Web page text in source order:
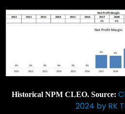
Historical NPM CLEO. Source:
2024 by RK